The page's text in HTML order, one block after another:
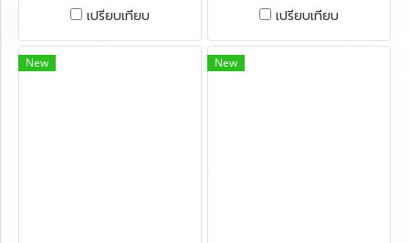
เปรียบเทียบ เปรียบเทียบ
New New